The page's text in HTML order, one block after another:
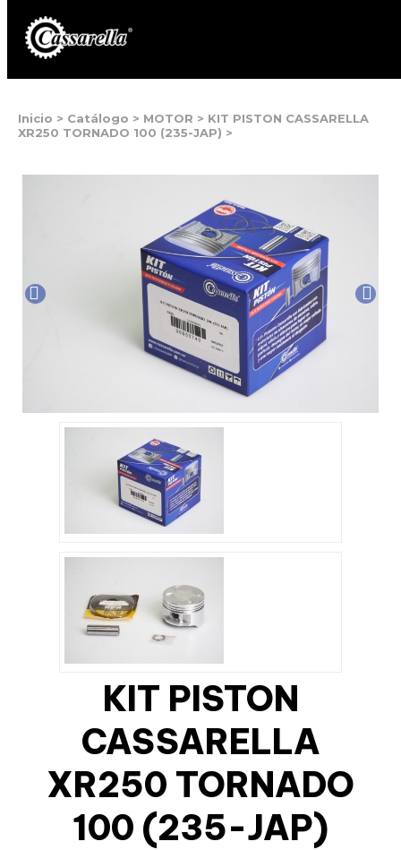
Inicio > Catálogo > MOTOR > KIT PISTON CASSARELLA
XR250 TORNADO 100 (235-JAP) >
KIT PISTON
CASSARELLA
XR250 TORNADO
100 (235-JAP)